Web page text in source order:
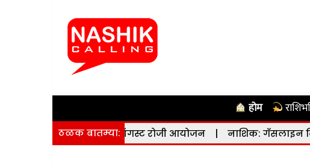
होम
ठळक बातम्या:
10 ऑगस्ट रोजी आयोजन | नाशिक: गॅसलाइन बिल